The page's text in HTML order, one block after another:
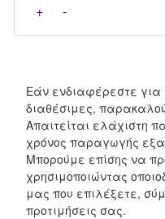
+ -
Εάν ενδιαφέρεστε για
διαθέσιμες,
Απαιτείται ελάχιστη
χρόνος παραγωγής
Μπορούμε επίσης να
χρησιμοποιώντας
μας που επιλέξετε,
προτιμήσεις σας.